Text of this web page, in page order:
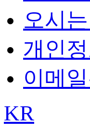
오시
개인
이메
KR